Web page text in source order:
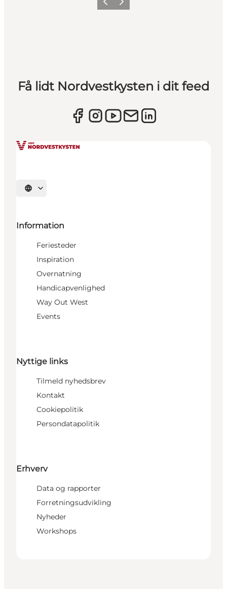
ForrigeNæste
Få lidt Nordvestkysten i dit feed
Vælg sprog
Information
Feriesteder
Inspiration
Overnatning
Handicapvenlighed
Way Out West
Events
Nyttige links
Tilmeld nyhedsbrev
Kontakt
Cookiepolitik
Persondatapolitik
Erhverv
Data og rapporter
Forretningsudvikling
Nyheder
Workshops